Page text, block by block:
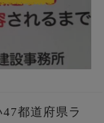
都道府県ラ